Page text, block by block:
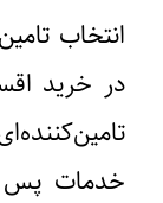
انتخاب
در خرید
خدمات پس